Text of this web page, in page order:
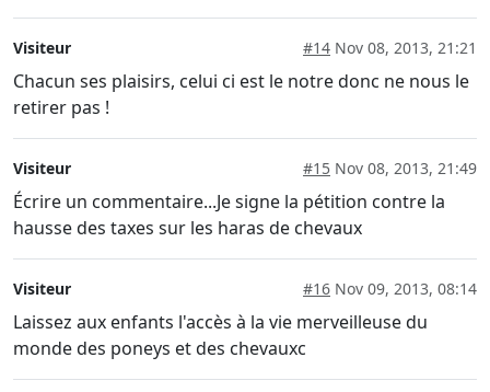
Visiteur #14 Nov 08, 2013, 21:21
Chacun ses plaisirs, celui ci est le notre donc ne nous le
retirer pas !
Visiteur #15 Nov 08, 2013, 21:49
Écrire un commentaire...Je signe la pétition contre la
hausse des taxes sur les haras de chevaux
Visiteur #16 Nov 09, 2013, 08:14
Laissez aux enfants l'accès à la vie merveilleuse du
monde des poneys et des chevauxc